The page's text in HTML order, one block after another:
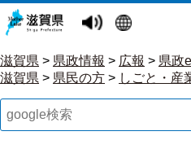
滋賀県 > 県政情報 > 広報 > 県政
滋賀県 > 県民の方 > しごと・産